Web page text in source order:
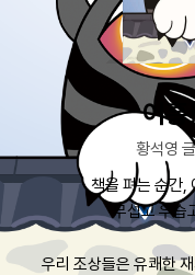
어
황석영
책을 펴는 순간,
무섭고 우습
우리 조상들은 유쾌한